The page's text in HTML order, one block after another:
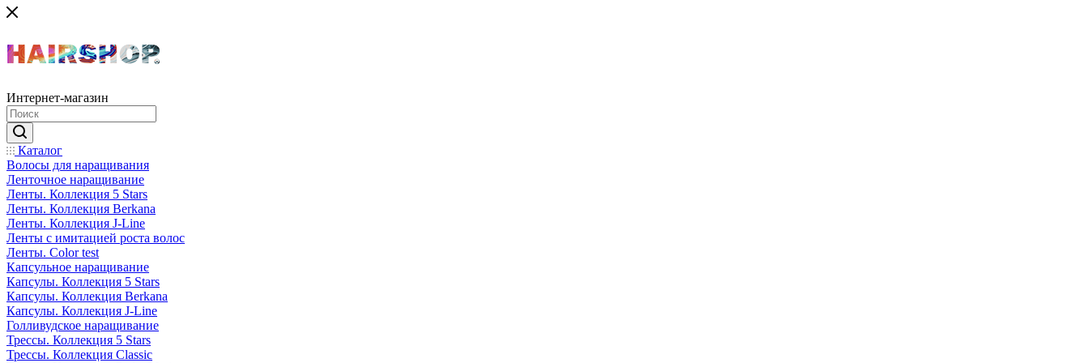
Интернет-магазин
Каталог
Волосы для наращивания
Ленточное наращивание
Ленты. Коллекция 5 Stars
Ленты. Коллекция Berkana
Ленты. Коллекция J-Line
Ленты с имитацией роста волос
Ленты. Color test
Капсульное наращивание
Капсулы. Коллекция 5 Stars
Капсулы. Коллекция Berkana
Капсулы. Коллекция J-Line
Голливудское наращивание
Трессы. Коллекция 5 Stars
Трессы. Коллекция Classic